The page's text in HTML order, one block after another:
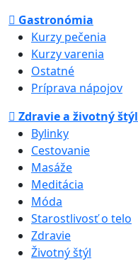
Gastronómia
Kurzy pečenia
Kurzy varenia
Ostatné
Príprava nápojov
Zdravie a životný štýl
Bylinky
Cestovanie
Masáže
Meditácia
Móda
Starostlivosť o telo
Zdravie
Životný štýl